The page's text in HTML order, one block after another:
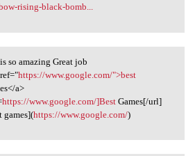
rising-black-bomb...
so amazing Great job
so amazing Great job
https://www.google.com/">best
a>
https://www.google.com/]BestGames[/url]
games](https://www.google.com/)